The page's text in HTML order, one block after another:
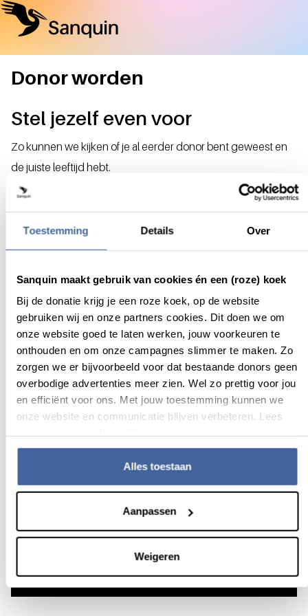
Toestemming Details Over
Sanquin maakt gebruik van cookies én een (roze) koek
Bij de donatie krijg je een roze koek, op de website
gebruiken wij en onze partners cookies. Dit doen we om
onze website goed te laten werken, jouw voorkeuren te
onthouden en om onze campagnes slimmer te maken. Zo
zorgen we er bijvoorbeeld voor dat bestaande donors geen
overbodige advertenties meer zien. Wel zo prettig voor jou
en efficiënt voor ons. Met jouw toestemming kunnen we
onze website en communicatie blijven verbeteren. Lees
Alles toestaan
Aanpassen
Weigeren
Donor worden
Stel jezelf even voor
Zo kunnen we kijken of je al eerder donor bent geweest en
de juiste leeftijd hebt.
Je kunt je aanmelden als nieuwe donor vanaf je 18de tot en
met je 64ste.
Don't speak Dutch? Change the language to Englishhere
Wat is je geboortedatum?
Geboortedatum
Wat is je e-mailadres?
Een werkend e-mailadres is nodig om jouw donatie-
afspraken te regelen. Let goed op dat je het zonder fouten
invoert.